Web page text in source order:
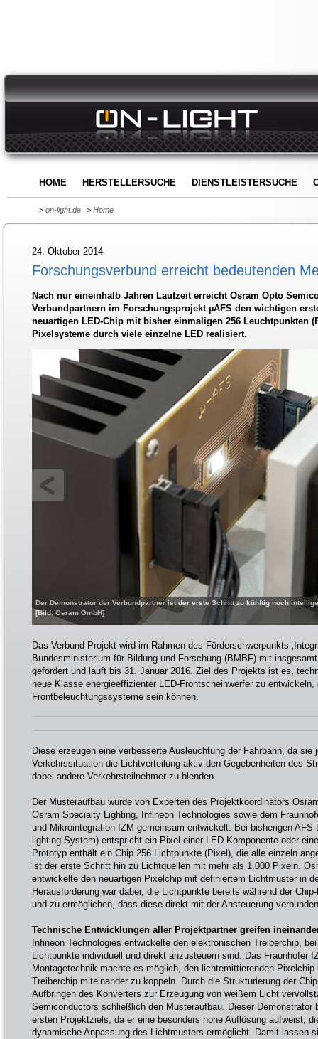
HOME HERSTELLERSUCHE DIENSTLEISTERSUCHE
> on-light.de > Home
24. Oktober 2014
Forschungsverbund erreicht bedeutenden
Nach nur eineinhalb Jahren Laufzeit erreicht Osram Opto
Verbundpartnern im Forschungsprojekt µAFS den wichtigen
neuartigen LED-Chip mit bisher einmaligen 256 Leuchtpunkten
Pixelsysteme durch viele einzelne LED realisiert.
Der Demonstrator der Verbundpartner ist der erste Schritt zu künftig noch
[Bild: Osram GmbH]
Das Verbund-Projekt wird im Rahmen des Förderschwerpunkts
Bundesministerium für Bildung und Forschung (BMBF) mit
gefördert und läuft bis 31. Januar 2016. Ziel des Projekts ist es,
neue Klasse energieeffizienter LED-Frontscheinwerfer zu
Frontbeleuchtungssysteme sein können.
Diese erzeugen eine verbesserte Ausleuchtung der Fahrbahn, da sie
Verkehrssituation die Lichtverteilung aktiv den Gegebenheiten des
dabei andere Verkehrsteilnehmer zu blenden.
Der Musteraufbau wurde von Experten des Projektkoordinators
Osram Specialty Lighting, Infineon Technologies sowie dem
und Mikrointegration IZM gemeinsam entwickelt. Bei bisherigen
lighting System) entspricht ein Pixel einer LED-Komponente oder
Prototyp enthält ein Chip 256 Lichtpunkte (Pixel), die alle einzeln
ist der erste Schritt hin zu Lichtquellen mit mehr als 1.000 Pixeln.
entwickelte den neuartigen Pixelchip mit definiertem Lichtmuster in
Herausforderung war dabei, die Lichtpunkte bereits während der
und zu ermöglichen, dass diese direkt mit der Ansteuerung
Technische Entwicklungen aller Projektpartner greifen
Infineon Technologies entwickelte den elektronischen Treiberchip,
Lichtpunkte individuell und direkt anzusteuern sind. Das Fraunhofer
Montagetechnik machte es möglich, den lichtemittierenden Pixelchip
Treiberchip miteinander zu koppeln. Durch die Strukturierung der
Aufbringen des Konverters zur Erzeugung von weißem Licht
Semiconductors schließlich den Musteraufbau. Dieser Demonstrator
ersten Projektziels, da er eine besonders hohe Auflösung aufweist,
dynamische Anpassung des Lichtmusters ermöglicht. Damit lassen